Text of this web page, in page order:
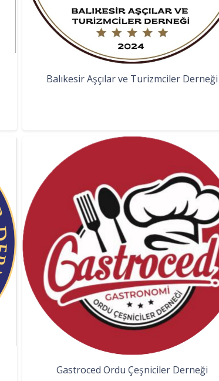
Balıkesir Aşçılar ve Turizmciler Derneği
Gastroced Ordu Çeşniciler Derneği